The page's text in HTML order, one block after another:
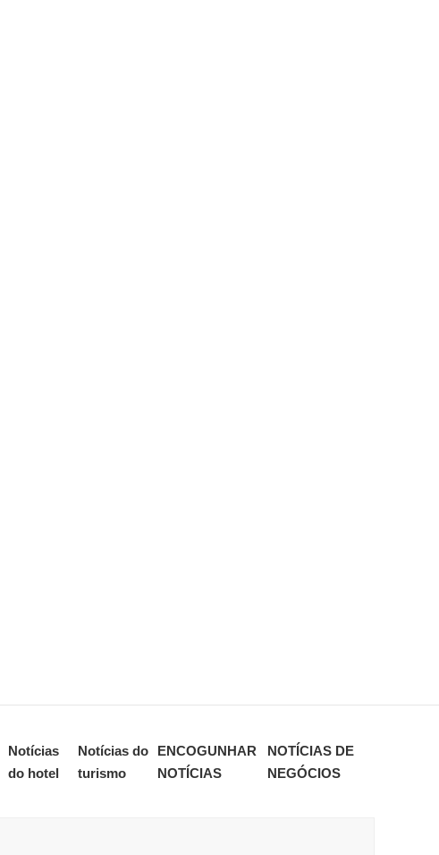
Notícias
do hotel
Notícias do
turismo
ENCOGUNHAR
NOTÍCIAS
NOTÍCIAS DE
NEGÓCIOS